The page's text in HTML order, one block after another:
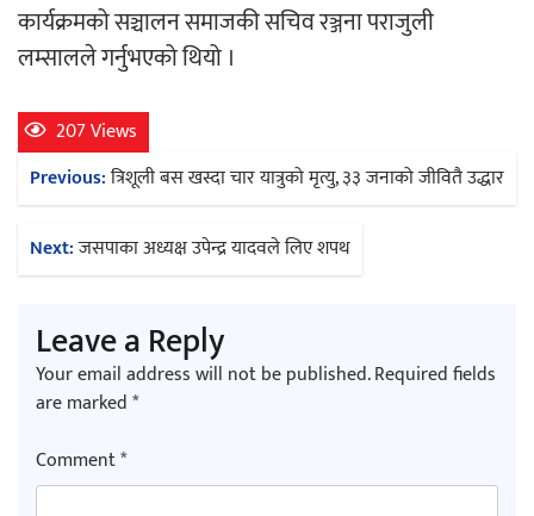
कार्यक्रमको सञ्चालन समाजकी सचिव रञ्जना पराजुली
लम्सालले गर्नुभएको थियो ।
207 Views
Post
navigation
Previous:त्रिशूली बस खस्दा चार यात्रुको मृत्यु, ३३ जनाको जीवितै उद्धार
Next:जसपाका अध्यक्ष उपेन्द्र यादवले लिए शपथ
Leave a Reply
Your email address will not be published.Required fields
are marked*
Comment*